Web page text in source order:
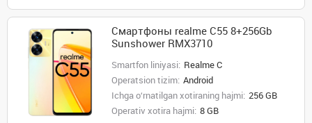
Смартфоны realme C55 8+256Gb
Sunshower RMX3710
Smartfon liniyasi: Realme C
Operatsion tizim: Android
Ichga o‘rnatilgan xotiraning hajmi: 256 GB
Operativ xotira hajmi: 8 GB